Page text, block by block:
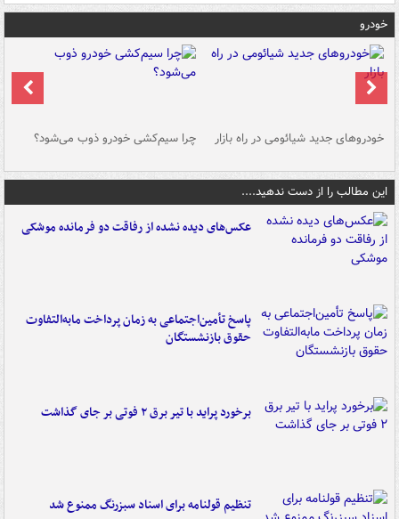
خودرو
خودروهای جدید شیائومی در راه بازار چرا سیم‌کشی خودرو ذوب می‌شود؟
این مطالب را از دست ندهید....
عکس‌های دیده نشده از رفاقت دو فرمانده‌ موشکی
پاسخ تأمین‌اجتماعی به زمان پرداخت مابه‌التفاوت
حقوق بازنشستگان
برخورد پراید با تیر برق ۲ فوتی بر جای گذاشت
تنظیم قولنامه برای اسناد سبزرنگ ممنوع شد